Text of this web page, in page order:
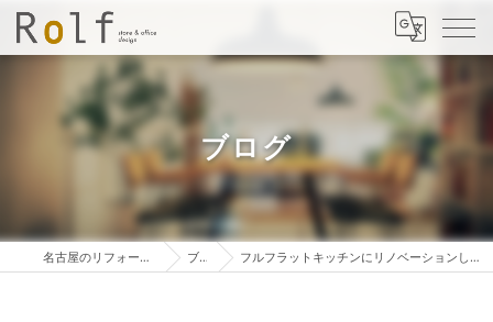
ブログ
名古屋のリフォームは株式会社ロルフ ブログ フルフラットキッチンにリノベーションして後悔？メリットやデメリットを解説！